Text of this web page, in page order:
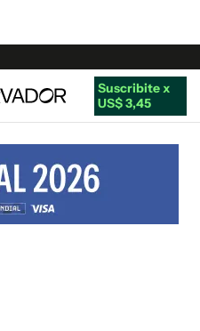
Suscribite x
US$ 3,45